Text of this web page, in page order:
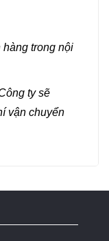
hàng trong nội
ty sẽ
vận chuyển